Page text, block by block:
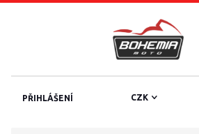
CZK
PŘIHLÁŠENÍ